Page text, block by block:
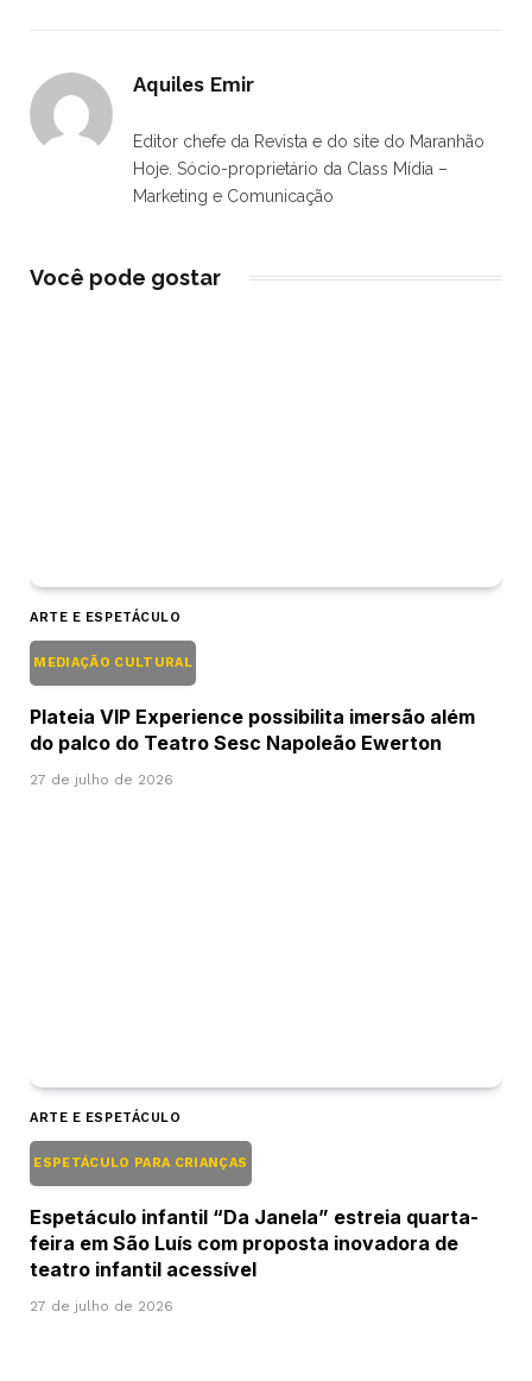
Aquiles Emir
Editor chefe da Revista e do site do Maranhão
Hoje. Sócio-proprietário da Class Mídia –
Marketing e Comunicação
Você pode gostar
ARTE E ESPETÁCULO
MEDIAÇÃO CULTURAL
Plateia VIP Experience possibilita imersão além
do palco do Teatro Sesc Napoleão Ewerton
27 de julho de 2026
ARTE E ESPETÁCULO
ESPETÁCULO PARA CRIANÇAS
Espetáculo infantil “Da Janela” estreia quarta-
feira em São Luís com proposta inovadora de
teatro infantil acessível
27 de julho de 2026